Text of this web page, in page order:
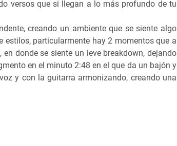
versos que si llegan a lo más profundo de tu
creando un ambiente que se siente algo
estilos, particularmente hay 2 momentos que a
donde se siente un leve breakdown, dejando
en el minuto 2:48 en el que da un bajón y
y con la guitarra armonizando, creando una